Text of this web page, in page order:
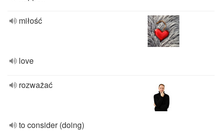
miłość
love
rozważać
to consider (doing)